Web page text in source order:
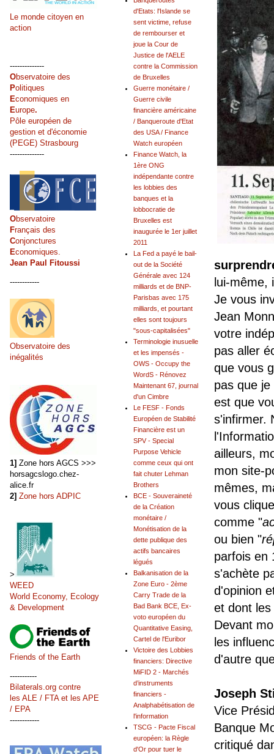
lui-même,
Je vous
Jean
votre
pas aller
que vous
pas que
est que
s'infirmer.
ailleurs,
mon site-
mêmes,
vous
comme "
ou bien "
parfois en
s'achète
d'opinion
et dont
Devant
les
d'autre
Joseph
Vice
Banque
critiqué
d'Etats: l'Islande se
sent victime, refuse
de rembourser et
joue la Cour de
Justice de l'AELE
contre la Commission
de Bruxelles
Guerre monétaire /
Guerre civile
financière américaine
/ Banqueroute d'Etat
des USA / Finance
Watch européen
Finance Watch, la
1ère ONG
indépendante contre
les lobbies des
banques et la
lobbocratie de
Bruxelles est
inaugurée le 1er juillet
2011
La Fed a payé le bail-
out de la Société
Générale avec 124
milliards et de BNP-
Parisbas avec 175
milliards, et pourtant
elles sont toujours
"sous-capitalisées"
Terminologie inusuelle
et les impensés -
OWS - Occupy the
WordS - Rénovez
Maintenant 67, journal
d'un Cimbre
Le FESF - Fonds
Européen de Stabilité
Financière est un
SPV - Special
Purpose Vehicle
comme ceux qui ont
fait chuter Lehman
Brothers
BCE - Souveraineté
de la Création
monétaire /
Monétisation de la
dette publique des
actifs bancaires
légués
Balkanisation de la
Zone Euro - 2ème
Carry Trade de la
Bad Bank BCE, Ex-
voto européen du
Quantitative Easing,
Cartel de l'Euribor
Victoire des Lobbies
financiers: Directive
MiFID 2 - Marchés
d’instruments
financiers -
Analphabétisation de
l'information
TSCG - Pacte Fiscal
européen: la Règle
d'Or pour tuer le
Le monde citoyen en
action
--------------
Observatoire des
Politiques
Economiques en
Europe.
Pôle européen de
gestion et d'économie
(PEGE) Strasbourg
--------------
Observatoire
Français des
Conjonctures
Economiques.
Jean Paul Fitoussi
------------
Observatoire des
inégalités
1] Zone hors AGCS >>>
horsagcslogo.chez-
alice.fr
2] Zone hors ADPIC
>
WEED
World Economy, Ecology
& Development
Friends of the Earth
-----------
Bilaterals.org contre
les ALE / FTA et les APE
/ EPA
------------